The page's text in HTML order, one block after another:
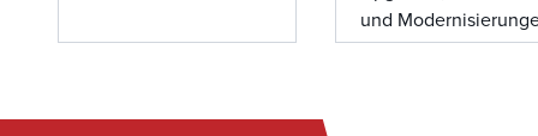
minimieren.
optimal funktionieren.
und
spezialisiert, die